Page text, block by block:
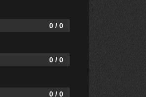
0 / 0
0 / 0
0 / 0